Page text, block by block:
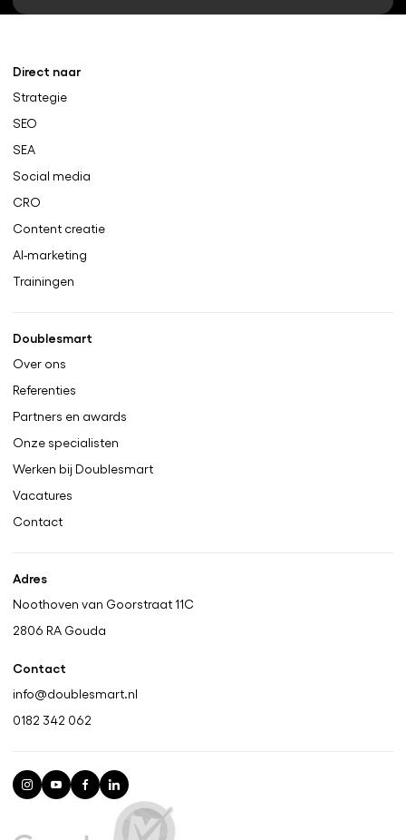
Direct naar
Strategie
SEO
SEA
Social media
CRO
Content creatie
AI-marketing
Trainingen
Doublesmart
Over ons
Referenties
Partners en awards
Onze specialisten
Werken bij Doublesmart
Vacatures
Contact
Adres
Noothoven van Goorstraat 11C
2806 RA Gouda
Contact
info@doublesmart.nl
0182 342 062